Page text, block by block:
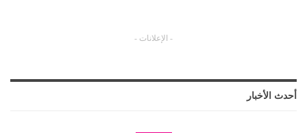
- الإعلانات -
أحدث الأخبار